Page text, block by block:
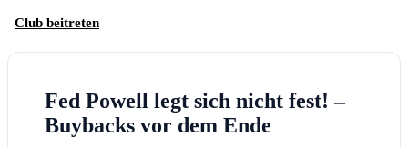
Club beitreten
Fed Powell legt sich nicht fest! –
Buybacks vor dem Ende